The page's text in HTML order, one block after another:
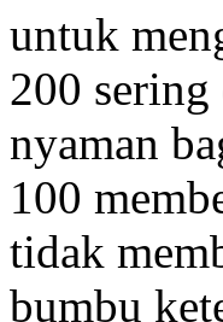
untuk
200
nyaman
100
tidak
bumbu